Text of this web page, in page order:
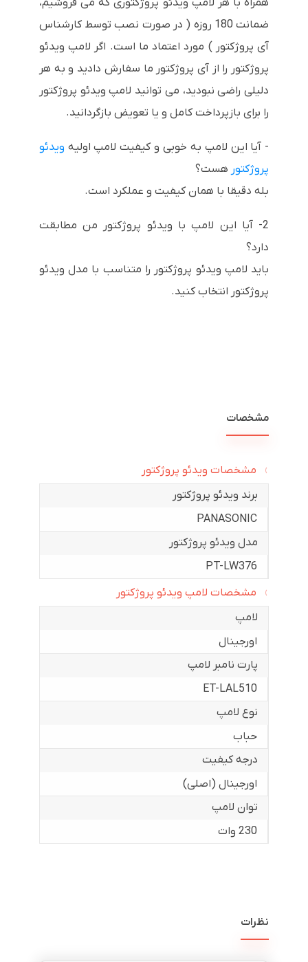
ضمانت 180 روزه ( در صورت نصب توسط کارشناس
آی پروژکتور ) مورد اعتماد ما است. اگر لامپ ویدئو
پروژکتور را از آی پروژکتور ما سفارش دادید و به هر
دلیلی راضی نبودید، می توانید لامپ ویدئو پروژکتور
را برای بازپرداخت کامل و یا تعویض بازگردانید.
- آیا این لامپ به خوبی و کیفیت لامپ اولیه ویدئو
پروژکتور هست؟
بله دقیقا با همان کیفیت و عملکرد است.
2- آیا این لامپ با ویدئو پروژکتور من مطابقت
دارد؟
باید لامپ ویدئو پروژکتور را متناسب با مدل ویدئو
پروژکتور انتخاب کنید.
مشخصات
مشخصات ویدئو پروژکتور
برند ویدئو پروژکتور
PANASONIC
مدل ویدئو پروژکتور
PT-LW376
مشخصات لامپ ویدئو پروژکتور
لامپ
اورجینال
پارت نامبر لامپ
ET-LAL510
نوع لامپ
حباب
درجه کیفیت
اورجینال (اصلی)
توان لامپ
230 وات
نظرات